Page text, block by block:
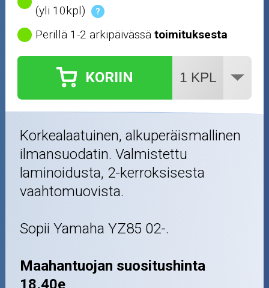
(yli 10kpl)
?
Perillä 1-2 arkipäivässätoimituksesta
KORIIN
Korkealaatuinen, alkuperäismallinen
ilmansuodatin. Valmistettu
laminoidusta, 2-kerroksisesta
vaahtomuovista.
Sopii Yamaha YZ85 02-.
Maahantuojan suositushinta
18,40e